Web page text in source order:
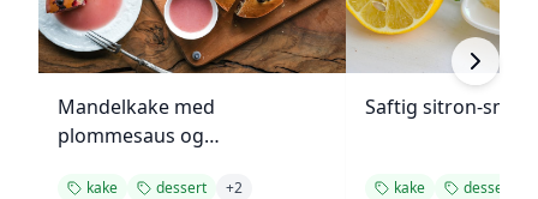
Mandelkake med
plommesaus og
kake dessert +2
Saftig sitron-
kake dessert